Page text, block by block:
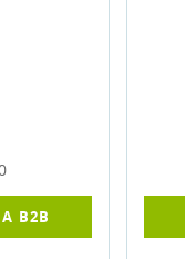
B2B